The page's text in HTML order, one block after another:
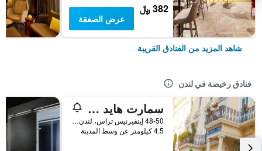
382 ﷼
عرض الصفقة
شاهد المزيد من الفنادق القريبة
فنادق رخيصة في لندن
سمارت هايد بارك إن هوستل
48-50 إينفيرنيس تراس، لندن ، المملكة المتحدة, لندن, المملكة المتحدة
4.5 كيلومتر عن وسط المدينة